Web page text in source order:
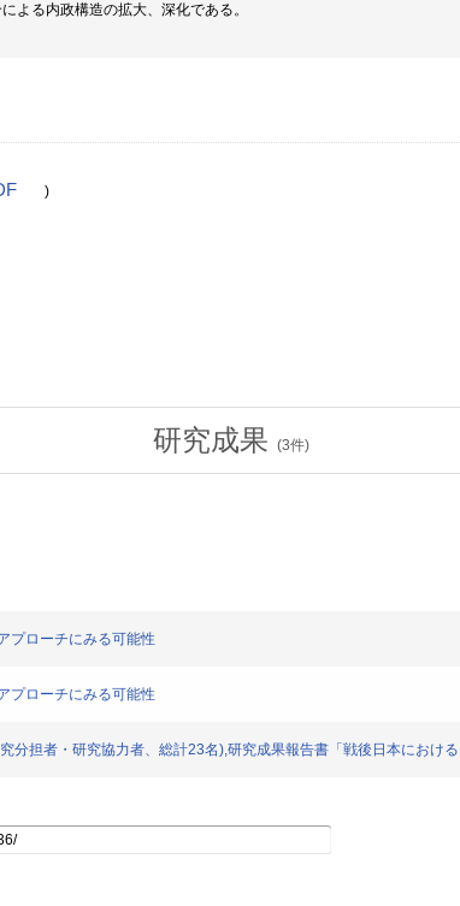
よる内政構造の拡大、深化である。
)
研究成果 (3件)
プローチにみる可能性
プローチにみる可能性
分担者・研究協力者、総計23名),研究成果報告書「戦後日本におけ